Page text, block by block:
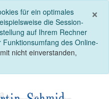
×
für ein optimales
die Session-
auf Ihrem Rechner
des Online-
nicht einverstanden,